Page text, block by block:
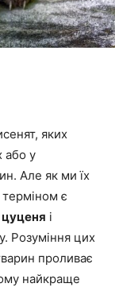
яких
або у
Але як ми їх
є
цуценя і
Розуміння цих
проливає
найкраще